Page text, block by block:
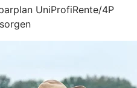
UniProfiRente/4P